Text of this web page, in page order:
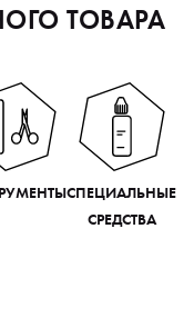
ТОВАРА
СПЕЦИАЛЬНЫЕ
СРЕДСТВА